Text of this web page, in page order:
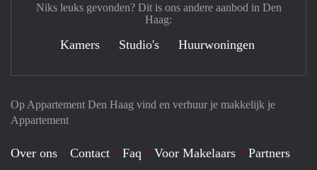
Op Appartement Den Haag vind en verhuur je makkelijk je
Appartement
Over ons Contact Faq Voor Makelaars Partners
Niks leuks gevonden? Dit is ons andere aanbod in Den
Haag:
Kamers Studio's Huurwoningen